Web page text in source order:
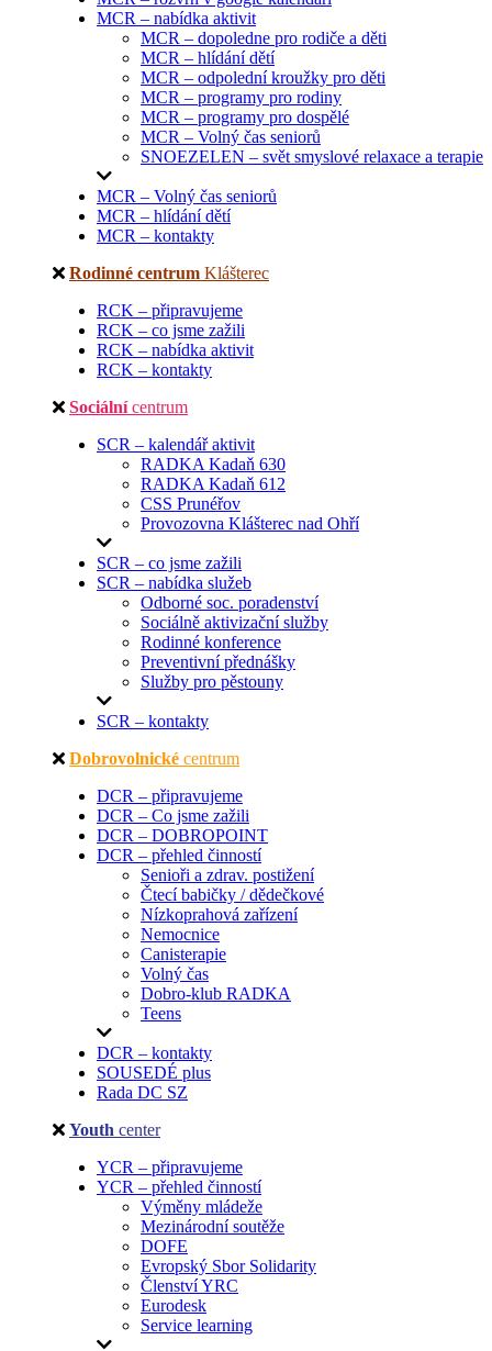
MCR – nabídka aktivit
MCR – dopoledne pro rodiče a děti
MCR – hlídání dětí
MCR – odpolední kroužky pro děti
MCR – programy pro rodiny
MCR – programy pro dospělé
MCR – Volný čas seniorů
SNOEZELEN – svět smyslové relaxace a terapie
MCR – Volný čas seniorů
MCR – hlídání dětí
MCR – kontakty
Rodinné centrum Klášterec
RCK – připravujeme
RCK – co jsme zažili
RCK – nabídka aktivit
RCK – kontakty
Sociální centrum
SCR – kalendář aktivit
RADKA Kadaň 630
RADKA Kadaň 612
CSS Prunéřov
Provozovna Klášterec nad Ohří
SCR – co jsme zažili
SCR – nabídka služeb
Odborné soc. poradenství
Sociálně aktivizační služby
Rodinné konference
Preventivní přednášky
Služby pro pěstouny
SCR – kontakty
Dobrovolnické centrum
DCR – připravujeme
DCR – Co jsme zažili
DCR – DOBROPOINT
DCR – přehled činností
Senioři a zdrav. postižení
Čtecí babičky / dědečkové
Nízkoprahová zařízení
Nemocnice
Canisterapie
Volný čas
Dobro-klub RADKA
Teens
DCR – kontakty
SOUSEDÉ plus
Rada DC SZ
Youth center
YCR – připravujeme
YCR – přehled činností
Výměny mládeže
Mezinárodní soutěže
DOFE
Evropský Sbor Solidarity
Členství YRC
Eurodesk
Service learning